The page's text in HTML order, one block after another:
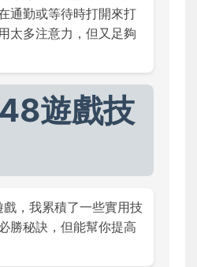
通勤或等待時打開來打
太多注意力，但又足夠
遊戲技
，我累積了一些實用技
勝秘訣，但能幫你提高